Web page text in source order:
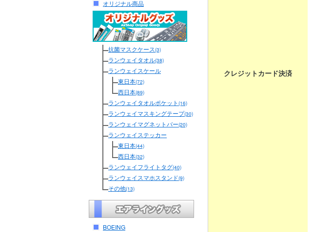
オリジナル商品
抗菌マスクケース(3)
ランウェイタオル(38)
ランウェイスケール
東日本(72)
西日本(89)
ランウェイタオルポケット (16)
ランウェイマスキングテープ(30)
ランウェイマグネットバー(20)
ランウェイステッカー
東日本(44)
西日本(32)
ランウェイフライトタグ(40)
ランウェイスマホスタンド(9)
その他(13)
BOEING
クレジットカード決済